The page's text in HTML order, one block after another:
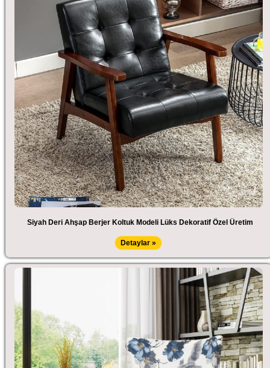
Siyah Deri Ahşap Berjer Koltuk Modeli Lüks Dekoratif Özel Üretim
Detaylar »